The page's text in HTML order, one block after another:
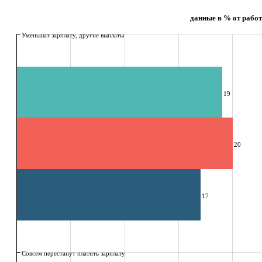
19
20
17
данные в % от
Уменьшат зарплату, другие выплаты
Совсем перестанут платить зарплату